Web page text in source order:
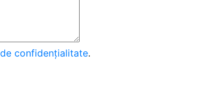
confidențialitate.